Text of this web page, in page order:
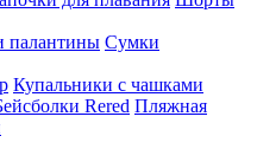
палантины Сумки
Купальники с чашками
Rered Пляжная